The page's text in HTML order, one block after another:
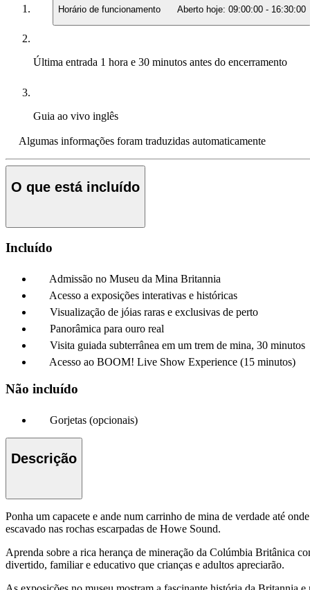
Horário de funcionamento Aberto hoje: 09:00:00 - 16:30:00
Última entrada 1 hora e 30 minutos antes do encerramento
Guia ao vivo inglês
Algumas informações foram traduzidas automaticamente
O que está incluído
Incluído
Admissão no Museu da Mina Britannia
Acesso a exposições interativas e históricas
Visualização de jóias raras e exclusivas de perto
Panorâmica para ouro real
Visita guiada subterrânea em um trem de mina, 30 minutos
Acesso ao BOOM! Live Show Experience (15 minutos)
Não incluído
Gorjetas (opcionais)
Descrição
Ponha um capacete e ande num carrinho de mina de verdade até
escavado nas rochas escarpadas de Howe Sound.
Aprenda sobre a rica herança de mineração da Colúmbia Britânica
divertido, familiar e educativo que crianças e adultos apreciarão.